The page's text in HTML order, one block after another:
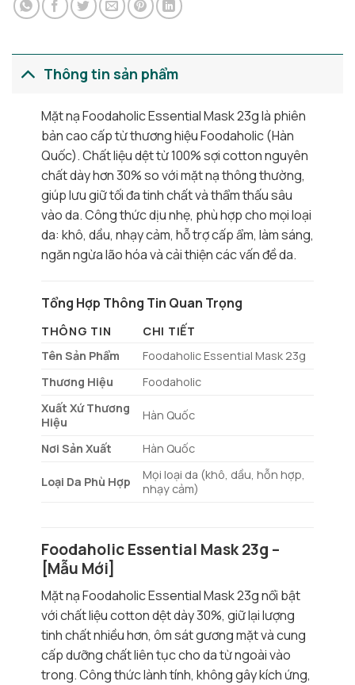
Thông tin sản phẩm
Mặt nạ Foodaholic Essential Mask 23g là phiên
bản cao cấp từ thương hiệu Foodaholic (Hàn
Quốc). Chất liệu dệt từ 100% sợi cotton nguyên
chất dày hơn 30% so với mặt nạ thông thường,
giúp lưu giữ tối đa tinh chất và thẩm thấu sâu
vào da. Công thức dịu nhẹ, phù hợp cho mọi loại
da: khô, dầu, nhạy cảm, hỗ trợ cấp ẩm, làm sáng,
ngăn ngừa lão hóa và cải thiện các vấn đề da.
Tổng Hợp Thông Tin Quan Trọng
THÔNG TIN
CHI TIẾT
Tên Sản Phẩm
Foodaholic Essential Mask 23g
Thương Hiệu
Foodaholic
Xuất Xứ Thương
Hiệu
Hàn Quốc
Nơi Sản Xuất Hàn Quốc
Loại Da Phù Hợp
Mọi loại da (khô, dầu, hỗn hợp,
nhạy cảm)
Foodaholic Essential Mask 23g –
[Mẫu Mới]
Mặt nạ Foodaholic Essential Mask 23g nổi bật
với chất liệu cotton dệt dày 30%, giữ lại lượng
tinh chất nhiều hơn, ôm sát gương mặt và cung
cấp dưỡng chất liên tục cho da từ ngoài vào
trong. Công thức lành tính, không gây kích ứng,